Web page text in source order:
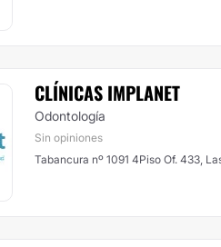
CLÍNICAS IMPLANET
Odontología
Sin opiniones
Tabancura nº 1091 4Piso Of. 433,